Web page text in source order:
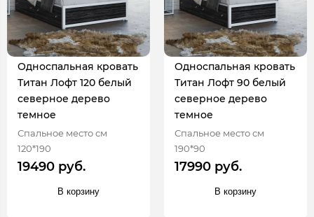
Односпальная кровать
Титан Лофт 120 белый
северное дерево
темное
Спальное место см
120*190
19490 руб.
В корзину
Односпальная кровать
Титан Лофт 90 белый
северное дерево
темное
Спальное место см
190*90
17990 руб.
В корзину